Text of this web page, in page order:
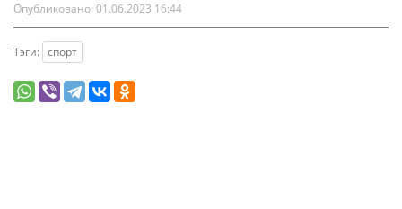
Опубликовано: 01.06.2023 16:44
Тэги: спорт